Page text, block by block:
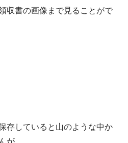
収書の画像まで見ることがで
存していると山のような中か
が